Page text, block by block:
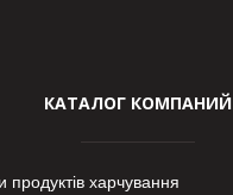
КАТАЛОГ КОМПАНИЙ
продуктів харчування